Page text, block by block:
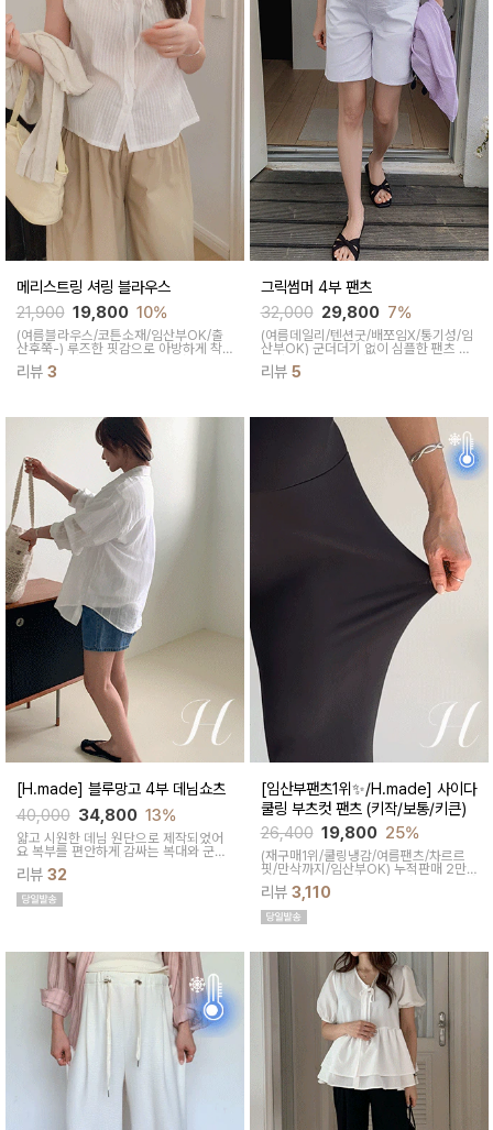
메리스트링 셔링 블라우스
21,900 19,800 10%
(여름블라우스/코튼소재/임산부OK/출
산후쭉-) 루즈한 핏감으로 아방하게 착
용하고 넥라인 스트링을 조여 원하는 깊
이감으로 조절 가능하면서 탄탄한 원단
리뷰 3
그릭썸머 4부 팬츠
32,000 29,800 7%
(여름데일리/텐션굿/배쪼임X/통기성/임
산부OK) 군더더기 없이 심플한 팬츠 캐
주얼, 모던 어디에나 찰떡이에요 다양한
룩에 활용 가능한 팬츠랍니다
리뷰 5
[H.made] 블루망고 4부 데님쇼츠
40,000 34,800 13%
얇고 시원한 데님 원단으로 제작되었어
요 복부를 편안하게 감싸는 복대와 군살
커버되는 여유핏! 사이드&뒷포켓, 노란
스티치로 실용성과 포인트를 더했어요
캐주얼하게 톡! 걸치기 좋은 한여름 필수
팬츠예요
리뷰 32
[임산부팬츠1위✨/H.made] 사이다
쿨링 부츠컷 팬츠 (키작/보통/키큰)
26,400 19,800 25%
(재구매1위/쿨링냉감/여름팬츠/차르르
핏/만삭까지/임산부OK) 누적판매 2만6
천장↑차르르한 가벼운 소재감과 통기성
이 뛰어나 쾌적한 착용감으로 여름시즌
내내 시원하게 입기좋은 쿨부츠컷
리뷰 3,110